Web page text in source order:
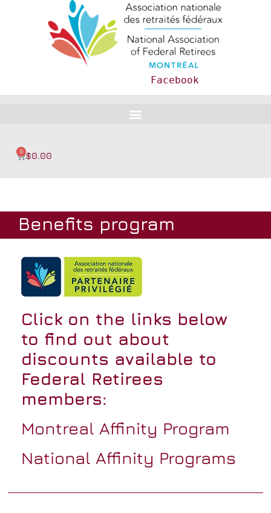
Facebook
$0.00
0
Benefits program
Click on the links below
to find out about
discounts available to
Federal Retirees
members:
Montreal Affinity Program
National Affinity Programs